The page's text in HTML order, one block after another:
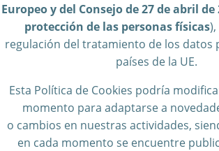
Europeo y del Consejo de 27 de abril
protección de las personas físicas
regulación del tratamiento de los datos
países de la UE.
Esta Política de Cookies podría
momento para adaptarse a
o cambios en nuestras actividades,
en cada momento se encuentre